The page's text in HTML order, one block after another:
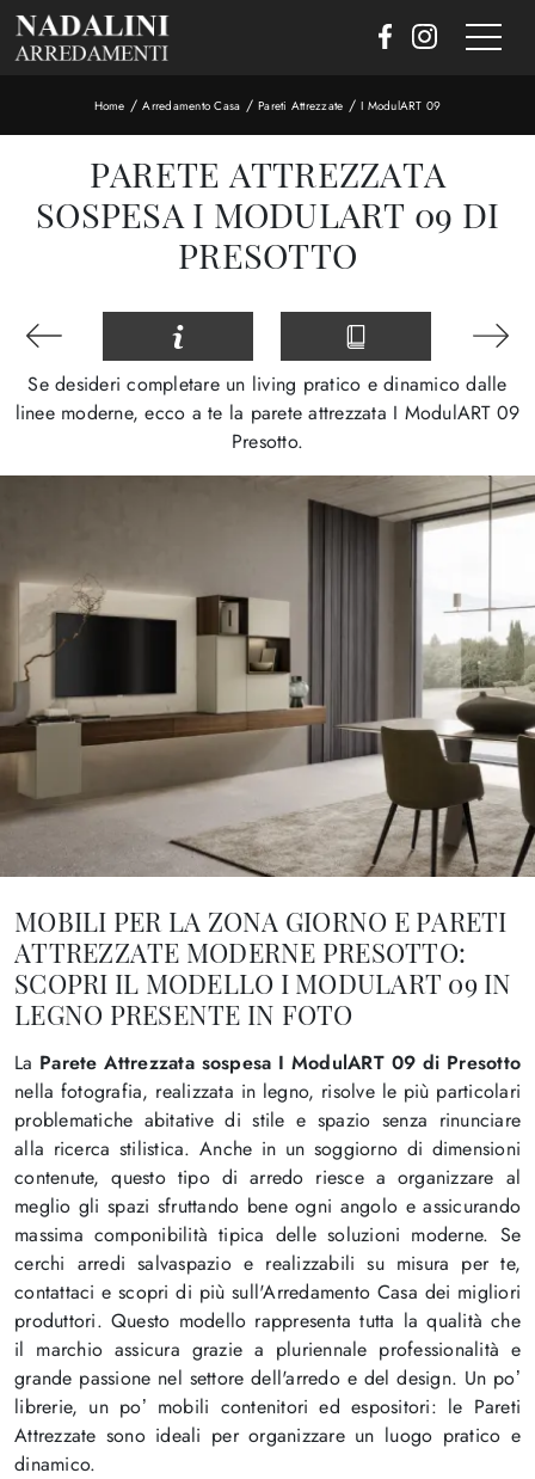
Home /Arredamento Casa /Pareti Attrezzate /I ModulART 09
PARETE ATTREZZATA
SOSPESA I MODULART 09 DI
PRESOTTO
Se desideri completare un living pratico e dinamico dalle
linee moderne, ecco a te la parete attrezzata I ModulART 09
Presotto.
MOBILI PER LA ZONA GIORNO E PARETI
ATTREZZATE MODERNE PRESOTTO:
SCOPRI IL MODELLO I MODULART 09 IN
LEGNO PRESENTE IN FOTO
La Parete Attrezzata sospesa I ModulART 09 di Presotto
nella fotografia, realizzata in legno, risolve le più particolari
problematiche abitative di stile e spazio senza rinunciare
alla ricerca stilistica. Anche in un soggiorno di dimensioni
contenute, questo tipo di arredo riesce a organizzare al
meglio gli spazi sfruttando bene ogni angolo e assicurando
massima componibilità tipica delle soluzioni moderne. Se
cerchi arredi salvaspazio e realizzabili su misura per te,
contattaci e scopri di più sull'Arredamento Casa dei migliori
produttori. Questo modello rappresenta tutta la qualità che
il marchio assicura grazie a pluriennale professionalità e
grande passione nel settore dell'arredo e del design. Un po’
librerie, un po’ mobili contenitori ed espositori: le Pareti
Attrezzate sono ideali per organizzare un luogo pratico e
dinamico.